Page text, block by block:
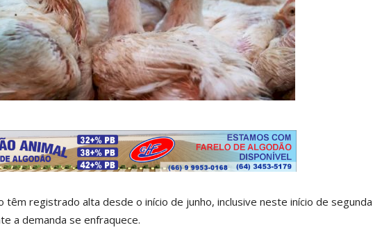
têm registrado alta desde o início de junho, inclusive neste início de segunda
a demanda se enfraquece.